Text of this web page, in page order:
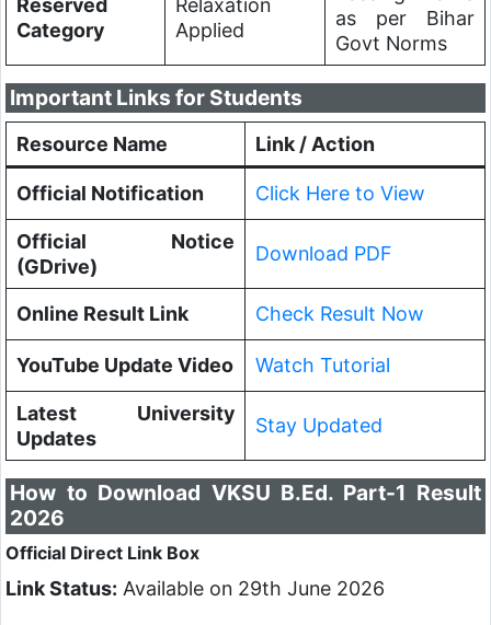
Reserved
Category
Relaxation
Applied
as per Bihar
Govt Norms
Important Links for Students
Resource Name Link / Action
Official Notification Click Here to View
Official Notice
(GDrive)
Download PDF
Online Result Link Check Result Now
YouTube Update Video Watch Tutorial
Latest University
Updates
Stay Updated
How to Download VKSU B.Ed. Part-1 Result
2026
Official Direct Link Box
Link Status: Available on 29th June 2026